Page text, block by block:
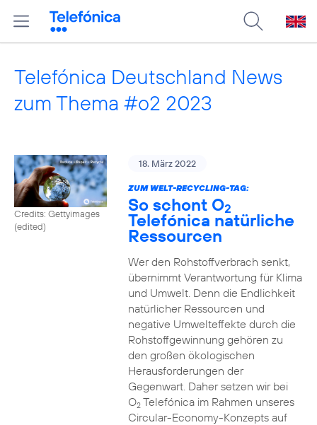
Telefónica Deutschland News
zum Thema #o2 2023
Credits: Gettyimages
(edited)
18. März 2022
ZUM WELT-RECYCLING-TAG:
So schont O2
Telefónica natürliche
Ressourcen
Wer den Rohstoffverbrach senkt,
übernimmt Verantwortung für Klima
und Umwelt. Denn die Endlichkeit
natürlicher Ressourcen und
negative Umwelteffekte durch die
Rohstoffgewinnung gehören zu
den großen ökologischen
Herausforderungen der
Gegenwart. Daher setzen wir bei
O2Telefónica im Rahmen unseres
Circular-Economy-Konzepts auf